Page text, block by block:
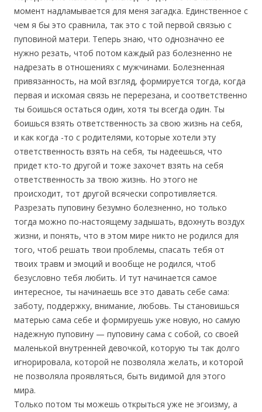
момент надламывается для меня загадка. Единственное с
чем я бы это сравнила, так это с той первой связью с
пуповиной матери. Теперь знаю, что однозначно ее
нужно резать, чтоб потом каждый раз болезненно не
надрезать в отношениях с мужчинами. Болезненная
привязанность, на мой взгляд, формируется тогда, когда
первая и искомая связь не перерезана, и соответственно
ты боишься остаться один, хотя ты всегда один. Ты
боишься взять ответственность за свою жизнь на себя,
и как когда -то с родителями, которые хотели эту
ответственность взять на себя, ты надеешься, что
придет кто-то другой и тоже захочет взять на себя
ответственность за твою жизнь. Но этого не
происходит, тот другой всячески сопротивляется.
Разрезать пуповину безумно болезненно, но только
тогда можно по-настоящему задышать, вдохнуть воздух
жизни, и понять, что в этом мире никто не родился для
того, чтоб решать твои проблемы, спасать тебя от
твоих травм и эмоций и вообще не родился, чтоб
безусловно тебя любить. И тут начинается самое
интересное, ты начинаешь все это давать себе сама:
заботу, поддержку, внимание, любовь. Ты становишься
матерью сама себе и формируешь уже новую, но самую
надежную пуповину — пуповину сама с собой, со своей
маленькой внутренней девочкой, которую ты так долго
игнорировала, которой не позволяла желать, и которой
не позволяла проявляться, быть видимой для этого
мира.
Только потом ты можешь открыться уже не эгоизму, а